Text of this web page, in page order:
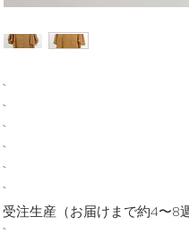
受注生産（お届けまで約4〜8